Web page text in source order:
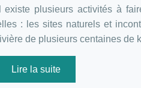
Il existe plusieurs activités à
: les sites naturels et
de plusieurs centaines de
Lire la suite